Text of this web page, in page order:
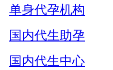
单身代孕机构
国内代生助孕
国内代生中心